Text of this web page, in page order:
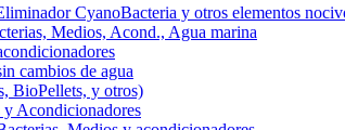
CyanoBacteria y otros elementos
Medios, Acond., Agua marina
cambios de agua
BioPellets, y otros)
y Acondicionadores